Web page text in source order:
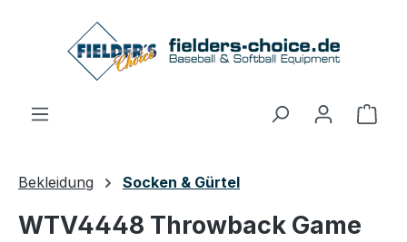
Zum Hauptinhalt springen
Bekleidung Socken & Gürtel
WTV4448 Throwback Game